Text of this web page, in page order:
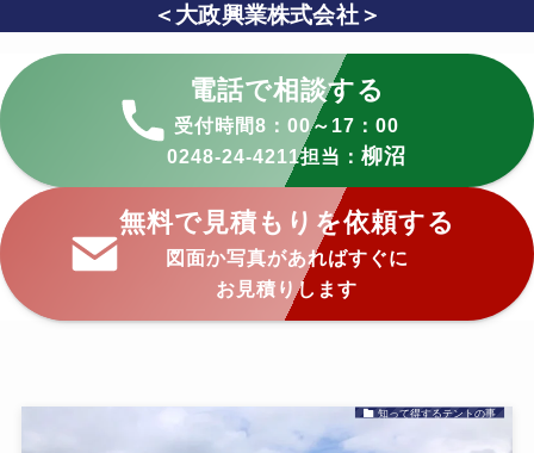
＜大政興業株式会社＞
電話で相談する
受付時間8：00～17：00
0248-24-4211担当：柳沼
無料で見積もりを依頼する
図面か写真があればすぐに
お見積りします
知って得するテントの事